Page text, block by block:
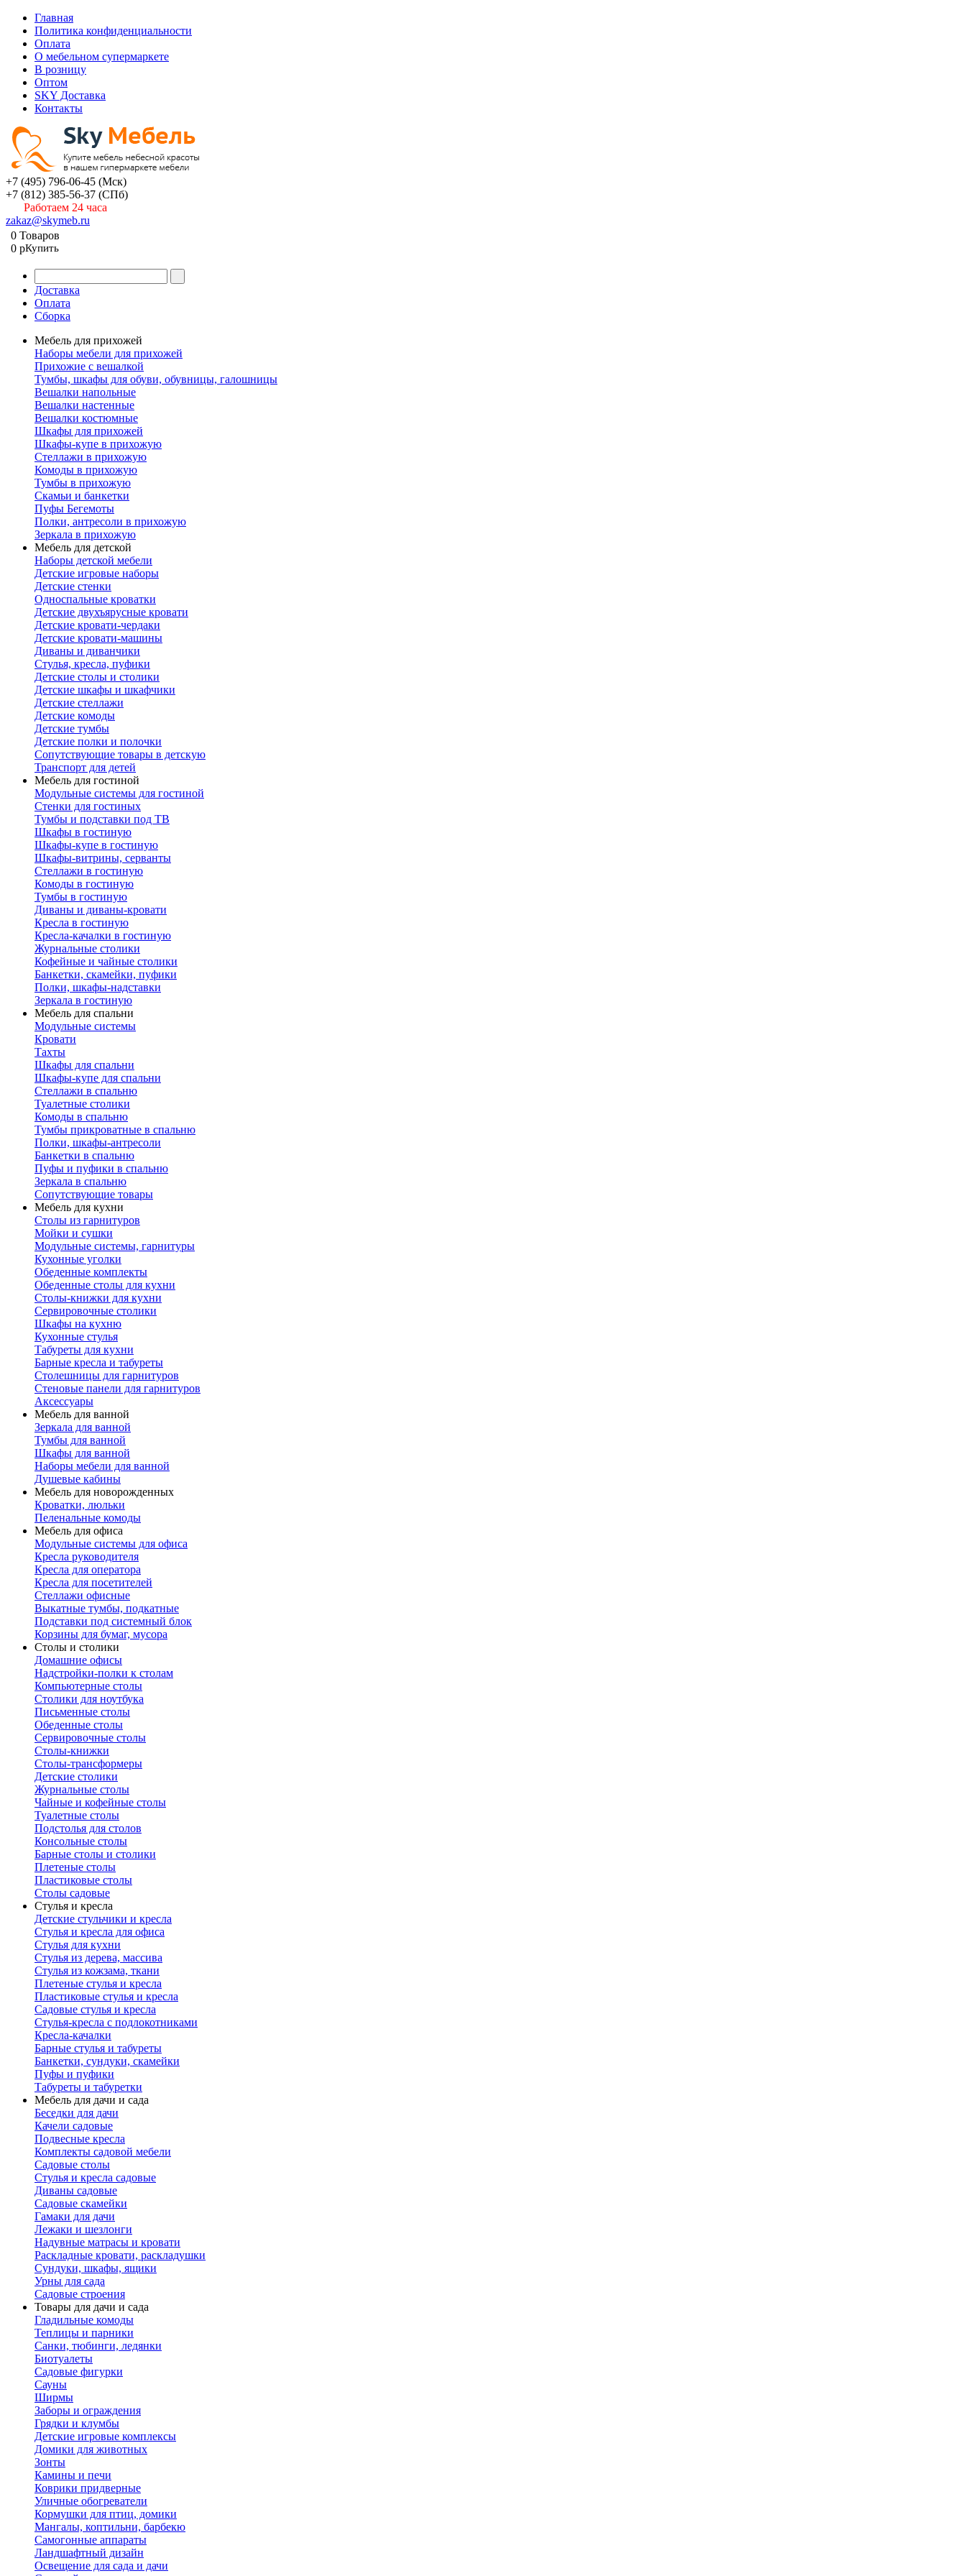
Главная
Политика конфиденциальности
Оплата
О мебельном супермаркете
В розницу
Оптом
SKY Доставка
Контакты
+7 (495) 796-06-45 (Мск)
+7 (812) 385-56-37 (СПб)
Работаем 24 часа
zakaz@skymeb.ru
0 Товаров
0 pКупить
Доставка
Оплата
Сборка
Мебель для прихожей
Наборы мебели для прихожей
Прихожие с вешалкой
Тумбы, шкафы для обуви, обувницы, галошницы
Вешалки напольные
Вешалки настенные
Вешалки костюмные
Шкафы для прихожей
Шкафы-купе в прихожую
Стеллажи в прихожую
Комоды в прихожую
Тумбы в прихожую
Скамьи и банкетки
Пуфы Бегемоты
Полки, антресоли в прихожую
Зеркала в прихожую
Мебель для детской
Наборы детской мебели
Детские игровые наборы
Детские стенки
Односпальные кроватки
Детские двухъярусные кровати
Детские кровати-чердаки
Детские кровати-машины
Диваны и диванчики
Стулья, кресла, пуфики
Детские столы и столики
Детские шкафы и шкафчики
Детские стеллажи
Детские комоды
Детские тумбы
Детские полки и полочки
Сопутствующие товары в детскую
Транспорт для детей
Мебель для гостиной
Модульные системы для гостиной
Стенки для гостиных
Тумбы и подставки под ТВ
Шкафы в гостиную
Шкафы-купе в гостиную
Шкафы-витрины, серванты
Стеллажи в гостиную
Комоды в гостиную
Тумбы в гостиную
Диваны и диваны-кровати
Кресла в гостиную
Кресла-качалки в гостиную
Журнальные столики
Кофейные и чайные столики
Банкетки, скамейки, пуфики
Полки, шкафы-надставки
Зеркала в гостиную
Мебель для спальни
Модульные системы
Кровати
Тахты
Шкафы для спальни
Шкафы-купе для спальни
Стеллажи в спальню
Туалетные столики
Комоды в спальню
Тумбы прикроватные в спальню
Полки, шкафы-антресоли
Банкетки в спальню
Пуфы и пуфики в спальню
Зеркала в спальню
Сопутствующие товары
Мебель для кухни
Столы из гарнитуров
Мойки и сушки
Модульные системы, гарнитуры
Кухонные уголки
Обеденные комплекты
Обеденные столы для кухни
Столы-книжки для кухни
Сервировочные столики
Шкафы на кухню
Кухонные стулья
Табуреты для кухни
Барные кресла и табуреты
Столешницы для гарнитуров
Стеновые панели для гарнитуров
Аксессуары
Мебель для ванной
Зеркала для ванной
Тумбы для ванной
Шкафы для ванной
Наборы мебели для ванной
Душевые кабины
Мебель для новорожденных
Кроватки, люльки
Пеленальные комоды
Мебель для офиса
Модульные системы для офиса
Кресла руководителя
Кресла для оператора
Кресла для посетителей
Стеллажи офисные
Выкатные тумбы, подкатные
Подставки под системный блок
Корзины для бумаг, мусора
Столы и столики
Домашние офисы
Надстройки-полки к столам
Компьютерные столы
Столики для ноутбука
Письменные столы
Обеденные столы
Сервировочные столы
Столы-книжки
Столы-трансформеры
Детские столики
Журнальные столы
Чайные и кофейные столы
Туалетные столы
Подстолья для столов
Консольные столы
Барные столы и столики
Плетеные столы
Пластиковые столы
Столы садовые
Стулья и кресла
Детские стульчики и кресла
Стулья и кресла для офиса
Стулья для кухни
Стулья из дерева, массива
Стулья из кожзама, ткани
Плетеные стулья и кресла
Пластиковые стулья и кресла
Садовые стулья и кресла
Стулья-кресла с подлокотниками
Кресла-качалки
Барные стулья и табуреты
Банкетки, сундуки, скамейки
Пуфы и пуфики
Табуреты и табуретки
Мебель для дачи и сада
Беседки для дачи
Качели садовые
Подвесные кресла
Комплекты садовой мебели
Садовые столы
Стулья и кресла садовые
Диваны садовые
Садовые скамейки
Гамаки для дачи
Лежаки и шезлонги
Надувные матрасы и кровати
Раскладные кровати, раскладушки
Сундуки, шкафы, ящики
Урны для сада
Садовые строения
Товары для дачи и сада
Гладильные комоды
Теплицы и парники
Санки, тюбинги, ледянки
Биотуалеты
Садовые фигурки
Сауны
Ширмы
Заборы и ограждения
Грядки и клумбы
Детские игровые комплексы
Домики для животных
Зонты
Камины и печи
Коврики придверные
Уличные обогреватели
Кормушки для птиц, домики
Мангалы, коптильни, барбекю
Самогонные аппараты
Ландшафтный дизайн
Освещение для сада и дачи